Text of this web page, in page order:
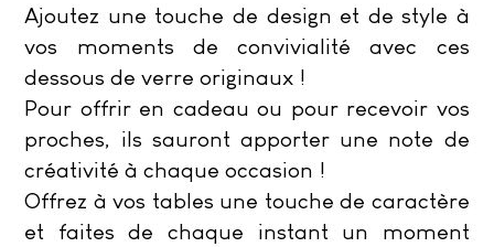
Ajoutez une touche de design et de style à
vos moments de convivialité avec ces
dessous de verre originaux !
Pour offrir en cadeau ou pour recevoir vos
proches, ils sauront apporter une note de
créativité à chaque occasion !
Offrez à vos tables une touche de caractère
et faites de chaque instant un moment